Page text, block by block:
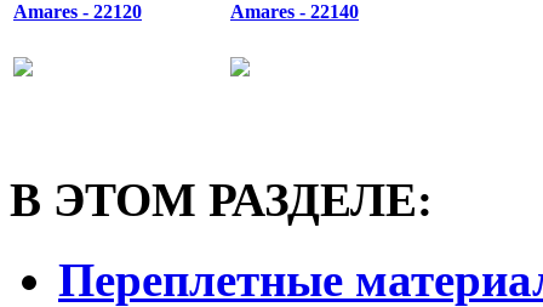
Amares - 22120 Amares - 22140
В ЭТОМ РАЗДЕЛЕ:
Переплетные